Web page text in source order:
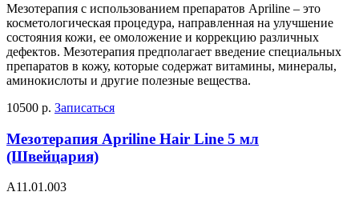
Мезотерапия с использованием препаратов Apriline – это
косметологическая процедура, направленная на улучшение
состояния кожи, ее омоложение и коррекцию различных
дефектов. Мезотерапия предполагает введение специальных
препаратов в кожу, которые содержат витамины, минералы,
аминокислоты и другие полезные вещества.
10500 р. Записаться
Мезотерапия Apriline Hair Line 5 мл
(Швейцария)
А11.01.003